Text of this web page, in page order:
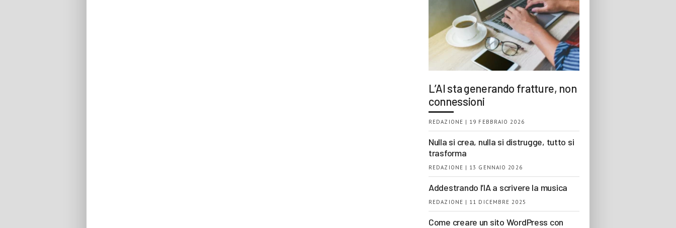
L’AI sta generando fratture, non
connessioni
REDAZIONE | 19 FEBBRAIO 2026
Nulla si crea, nulla si distrugge, tutto si
trasforma
REDAZIONE | 13 GENNAIO 2026
Addestrando l’IA a scrivere la musica
REDAZIONE | 11 DICEMBRE 2025
Come creare un sito WordPress con